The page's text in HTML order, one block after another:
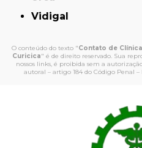
Vidigal
O conteúdo do texto "Contato de
Curicica" é de direito reservado. Sua
nossos links, é proibida sem a
autoral – artigo 184 do Código Penal –